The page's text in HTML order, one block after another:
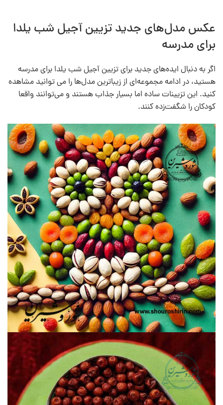
عکس مدل‌های جدید تزیین آجیل شب یلدا
برای مدرسه
اگر به دنبال ایده‌های جدید برای تزیین آجیل شب یلدا برای مدرسه
هستید، در ادامه مجموعه‌ای از زیباترین مدل‌ها را می توانید مشاهده
کنید. این تزیینات ساده اما بسیار جذاب هستند و می‌توانند واقعا
کودکان را شگفت‌زده کنند.